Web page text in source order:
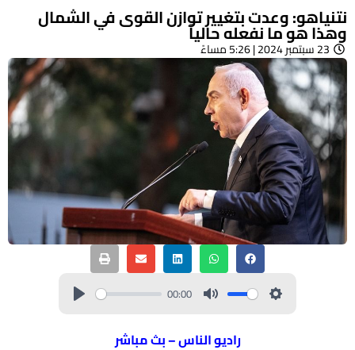
نتنياهو: وعدت بتغيير توازن القوى في الشمال
وهذا هو ما نفعله حالياً
23 سبتمبر 2024 | 5:26 مساءً
00:00
راديو الناس – بث مباشر